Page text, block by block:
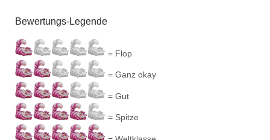
Bewertungs-Legende
= Flop
= Ganz okay
= Gut
= Spitze